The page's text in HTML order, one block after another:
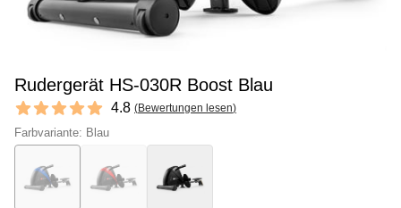
Rudergerät HS-030R Boost Blau
Reviews
4.8 out of 5 stars 4.8 (Bewertungen lesen)
Farbvariante: Blau